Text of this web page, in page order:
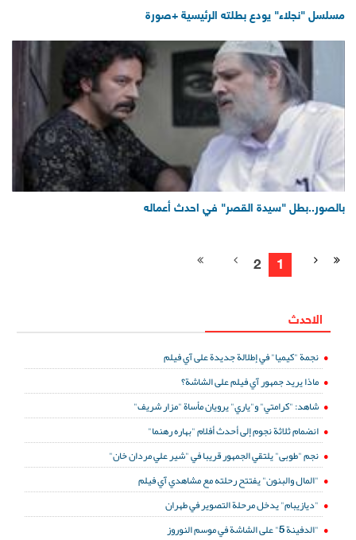
بالصور..بطل "سيدة القصر" في احدث أعماله
مسلسل "نجلاء" يودع بطلته الرئيسية +صورة
1
2
الاحدث
نجمة "كيميا" في إطلالة جديدة على آي فيلم
ماذا يريد جمهور آي فيلم على الشاشة؟
شاهد: "كرامتي" و"ياري" يرويان مأساة "مزار شريف"
انضمام ثلاثة نجوم إلى أحدث أفلام "بهاره رهنما"
نجم "طوبى" يلتقي الجمهور قريبا في "شير علي مردان خان"
"المال والبنون" يفتتح رحلته مع مشاهدي آي فيلم
"ديازيبام" يدخل مرحلة التصوير في طهران
"الدفينة 5" على الشاشة في موسم النوروز